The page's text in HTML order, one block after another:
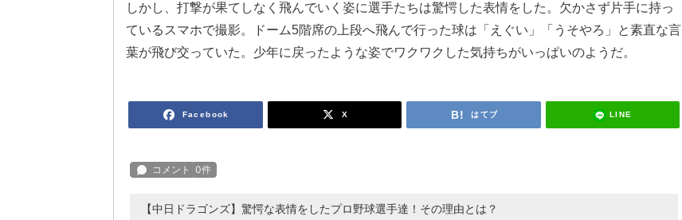
しかし、打撃が果てしなく飛んでいく姿に選手たちは驚愕した表情をした。欠かさず片手に持っ
ているスマホで撮影。ドーム5階席の上段へ飛んで行った球は「えぐい」「うそやろ」と素直な言
葉が飛び交っていた。少年に戻ったような姿でワクワクした気持ちがいっぱいのようだ。
Facebook X はてブ LINE
【中日ドラゴンズ】驚愕な表情をしたプロ野球選手達！その理由とは？